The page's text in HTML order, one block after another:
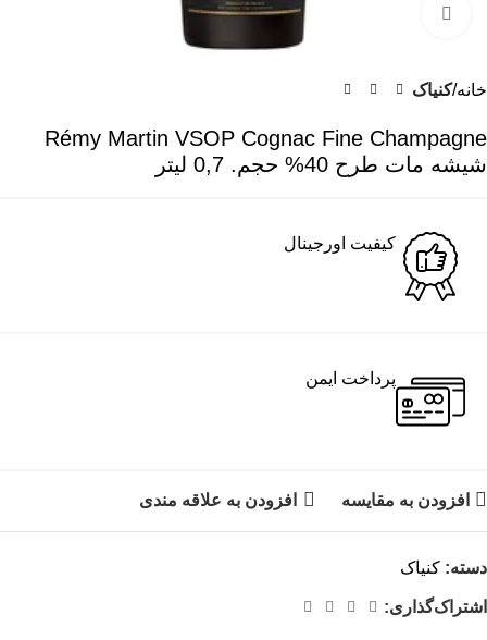
برای بزرگنمایی کلیک کنید
خانه کنیاک
Rémy Martin VSOP Cognac Fine Champagne
شیشه مات طرح 40% حجم. 0,7 لیتر
کیفیت اورجینال
پرداخت ایمن
افزودن به مقایسه افزودن به علاقه مندی
دسته: کنیاک
اشتراک‌گذاری: